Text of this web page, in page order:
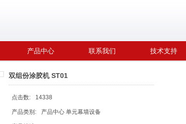
产品中心 联系我们 技术支持
双组份涂胶机 ST01
点击数: 14338
产品类别: 产品中心 单元幕墙设备